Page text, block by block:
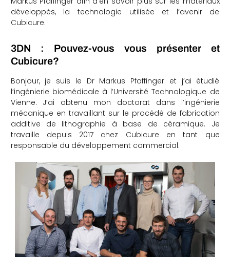
développés, la technologie utilisée et l’avenir de
Cubicure.
3DN : Pouvez-vous vous présenter et
Cubicure?
Bonjour, je suis le Dr Markus Pfaffinger et j’ai étudié
l’ingénierie biomédicale à l’Université Technologique de
Vienne. J’ai obtenu mon doctorat dans l’ingénierie
mécanique en travaillant sur le procédé de fabrication
additive de lithographie à base de céramique. Je
travaille depuis 2017 chez Cubicure en tant que
responsable du développement commercial.